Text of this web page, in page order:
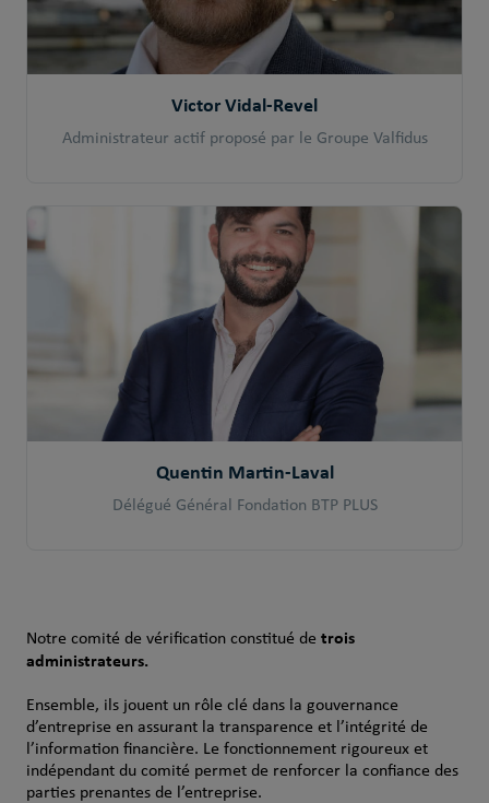
Victor Vidal-Revel
Administrateur actif proposé par le Groupe Valfidus
Quentin Martin-Laval
Délégué Général Fondation BTP PLUS
Notre comité de vérification constitué de trois
administrateurs.
Ensemble, ils jouent un rôle clé dans la gouvernance
d’entreprise en assurant la transparence et l’intégrité de
l’information financière. Le fonctionnement rigoureux et
indépendant du comité permet de renforcer la confiance des
parties prenantes de l’entreprise.